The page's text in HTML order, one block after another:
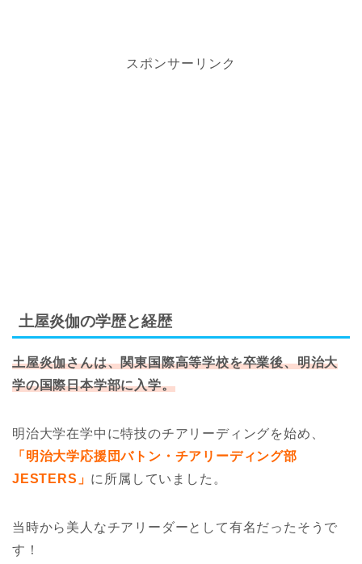
スポンサーリンク
土屋炎伽の学歴と経歴
土屋炎伽さんは、関東国際高等学校を卒業後、明治大
学の国際日本学部に入学。
明治大学在学中に特技のチアリーディングを始め、
「明治大学応援団バトン・チアリーディング部
JESTERS」 に所属していました。
当時から美人なチアリーダーとして有名だったそうで
す！